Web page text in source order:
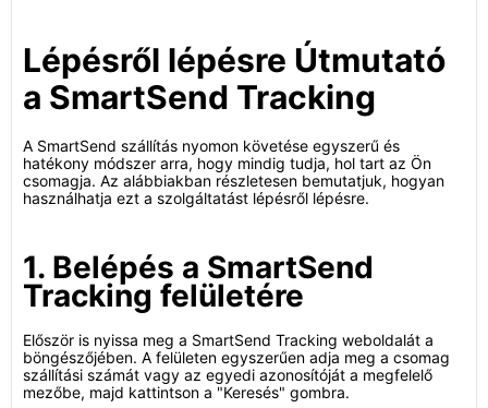
Lépésről lépésre Útmutató
a SmartSend Tracking
A SmartSend szállítás nyomon követése egyszerű és
hatékony módszer arra, hogy mindig tudja, hol tart az Ön
csomagja. Az alábbiakban részletesen bemutatjuk, hogyan
használhatja ezt a szolgáltatást lépésről lépésre.
1. Belépés a SmartSend
Tracking felületére
Először is nyissa meg a SmartSend Tracking weboldalát a
böngészőjében. A felületen egyszerűen adja meg a csomag
szállítási számát vagy az egyedi azonosítóját a megfelelő
mezőbe, majd kattintson a "Keresés" gombra.